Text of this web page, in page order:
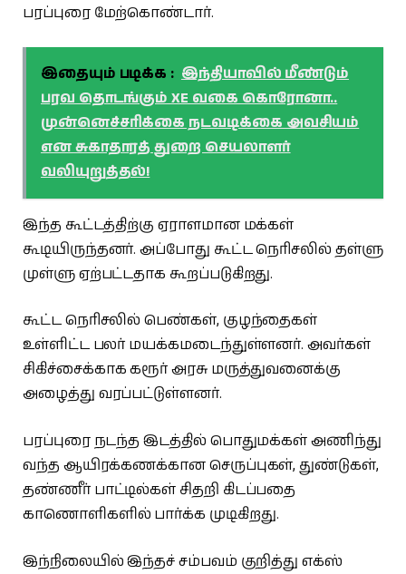
பரப்புரை மேற்கொண்டார்.
இதையும் படிக்க : இந்தியாவில் மீண்டும்
பரவ தொடங்கும் XE வகை கொரோனா..
முன்னெச்சரிக்கை நடவடிக்கை அவசியம்
என சுகாதாரத் துறை செயலாளர்
வலியுறுத்தல்!
இந்த கூட்டத்திற்கு ஏராளமான மக்கள்
கூடியிருந்தனர். அப்போது கூட்ட நெரிசலில் தள்ளு
முள்ளு ஏற்பட்டதாக கூறப்படுகிறது.
கூட்ட நெரிசலில் பெண்கள், குழந்தைகள்
உள்ளிட்ட பலர் மயக்கமடைந்துள்ளனர். அவர்கள்
சிகிச்சைக்காக கரூர் அரசு மருத்துவனைக்கு
அழைத்து வரப்பட்டுள்ளனர்.
பரப்புரை நடந்த இடத்தில் பொதுமக்கள் அணிந்து
வந்த ஆயிரக்கணக்கான செருப்புகள், துண்டுகள்,
தண்ணீர் பாட்டில்கள் சிதறி கிடப்பதை
காணொளிகளில் பார்க்க முடிகிறது.
இந்நிலையில் இந்தச் சம்பவம் குறித்து எக்ஸ்